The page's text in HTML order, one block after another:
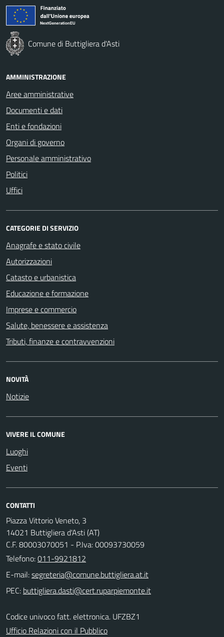
Comune di Buttigliera d'Asti
AMMINISTRAZIONE
Aree amministrative
Documenti e dati
Enti e fondazioni
Organi di governo
Personale amministrativo
Politici
Uffici
CATEGORIE DI SERVIZIO
Anagrafe e stato civile
Autorizzazioni
Catasto e urbanistica
Educazione e formazione
Imprese e commercio
Salute, benessere e assistenza
Tributi, finanze e contravvenzioni
NOVITÀ
Notizie
VIVERE IL COMUNE
Luoghi
Eventi
CONTATTI
Piazza Vittorio Veneto, 3
14021 Buttigliera d'Asti (AT)
C.F. 80003070051 - P.Iva: 00093730059
Telefono:011-9921812
E-mail:
PEC:
Codice univoco fatt. elettronica. UFZBZ1
Ufficio Relazioni con il Pubblico